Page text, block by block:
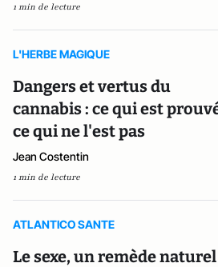
1 min de lecture
L'HERBE MAGIQUE
Dangers et vertus du
cannabis : ce qui est
ce qui ne l'est pas
Jean Costentin
1 min de lecture
ATLANTICO SANTE
Le sexe, un remède naturel